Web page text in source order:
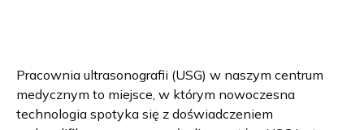
Pracownia ultrasonografii (USG) w naszym centrum
medycznym to miejsce, w którym nowoczesna
technologia spotyka się z doświadczeniem